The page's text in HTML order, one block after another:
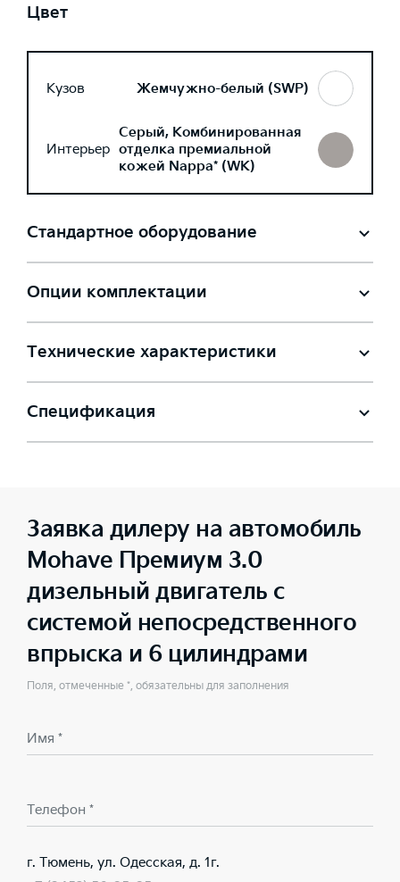
Цвет
Кузов Жемчужно-белый (SWP)
Интерьер
Серый, Комбинированная
отделка премиальной
кожей Nappa* (WK)
Стандартное оборудование
Опции комплектации
Технические характеристики
Спецификация
Заявка дилеру на автомобиль
Mohave Премиум 3.0
дизельный двигатель с
системой непосредственного
впрыска и 6 цилиндрами
Поля, отмеченные *, обязательны для заполнения
Имя *
Телефон *
г. Тюмень, ул. Одесская, д. 1г.